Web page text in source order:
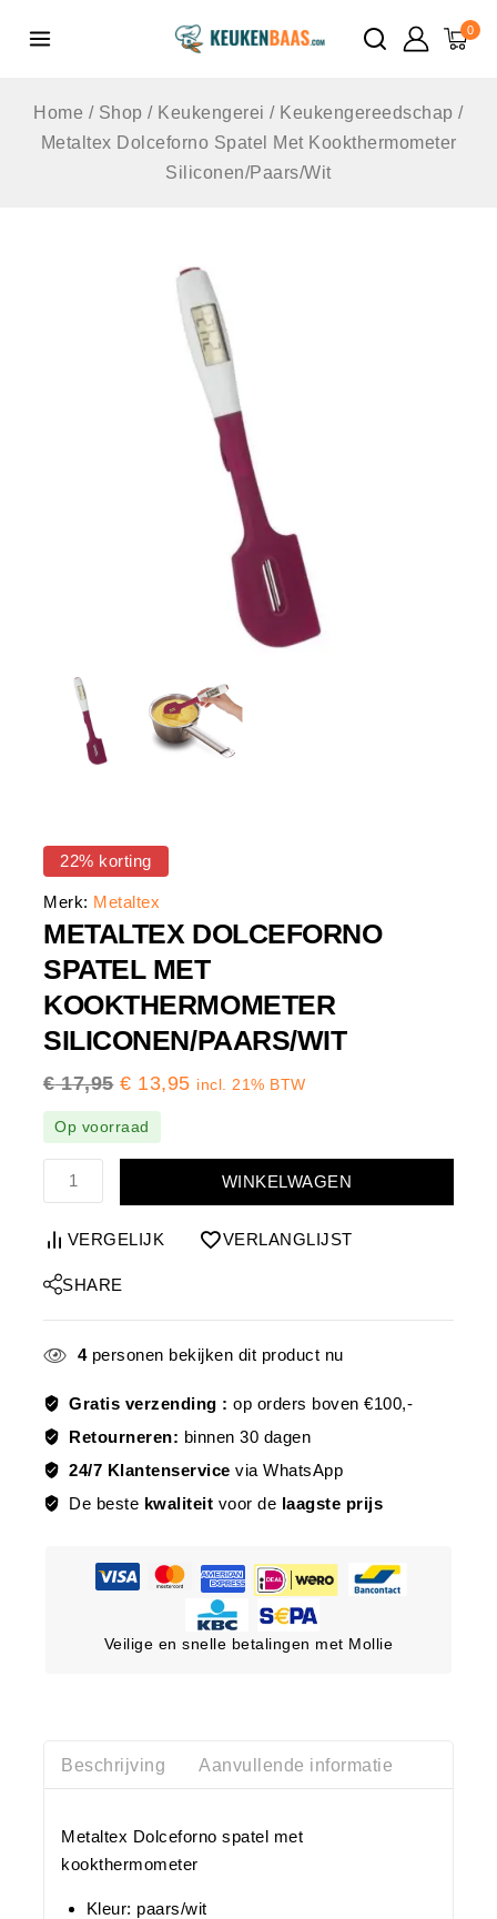
inhoud
0
Home / Shop / Keukengerei / Keukengereedschap /
Metaltex Dolceforno Spatel Met Kookthermometer
Siliconen/Paars/Wit
22% korting
Merk: Metaltex
METALTEX DOLCEFORNO
SPATEL MET
KOOKTHERMOMETER
SILICONEN/PAARS/WIT
€17,95 € 13,95 incl. 21% BTW
Op voorraad
WINKELWAGEN
VERGELIJK VERLANGLIJST
SHARE
4personen bekijken dit product nu
Gratis verzending :op orders boven €100,-
Retourneren: binnen 30 dagen
24/7 Klantenservice via WhatsApp
De beste kwaliteit voor de laagste prijs
Veilige en snelle betalingen met Mollie
Beschrijving Aanvullende informatie
Metaltex Dolceforno spatel met
kookthermometer
Kleur: paars/wit